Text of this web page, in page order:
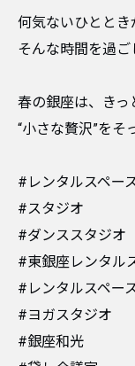
何気ないひととき
そんな時間を過ご
春の銀座は、きっ
“小さな贅沢”をそ
#レンタルスペー
#スタジオ
#ダンススタジオ
#東銀座レンタル
#レンタルスペー
#ヨガスタジオ
#銀座和光